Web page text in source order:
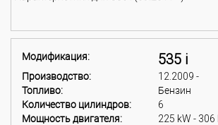
Модификация: 535 i
Производство:
12.2009 -
Топливо:
Бензин
Количество цилиндров:
6
Мощность двигателя:
225 kW - 306